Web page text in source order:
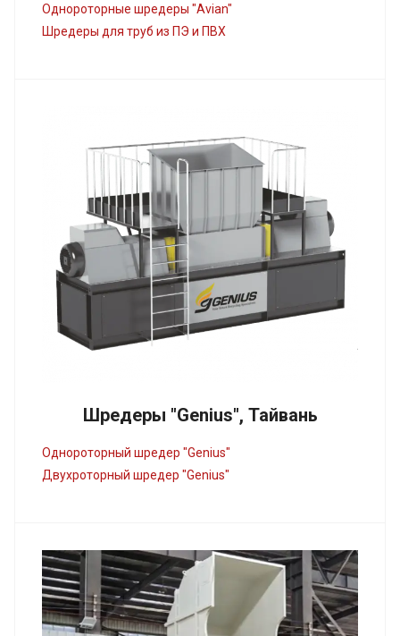
Однороторные шредеры "Avian"
Шредеры для труб из ПЭ и ПВХ
Шредеры "Genius", Тайвань
Однороторный шредер "Genius"
Двухроторный шредер "Genius"